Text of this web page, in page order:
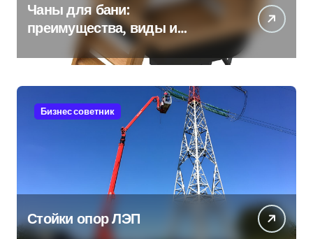
Чаны для бани:
преимущества, виды и
особенности использования
Бизнес советник
Стойки опор ЛЭП